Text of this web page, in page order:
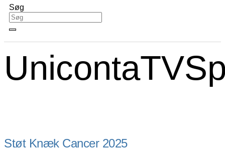
Søg
Støt Knæk Cancer 2025